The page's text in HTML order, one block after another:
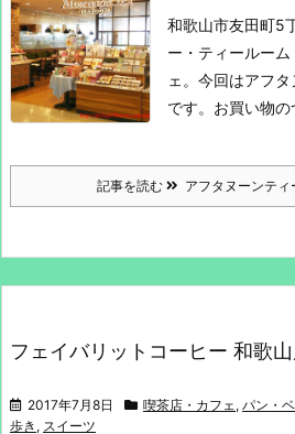
和歌山市友田町5
ー・ティールーム
ェ。 今回はアフ
です。 お買い物
記事を読む アフタヌーンテ
フェイバリットコーヒー 和歌
2017年7月8日 喫茶店・カフェ, パン・
歩き , スイーツ